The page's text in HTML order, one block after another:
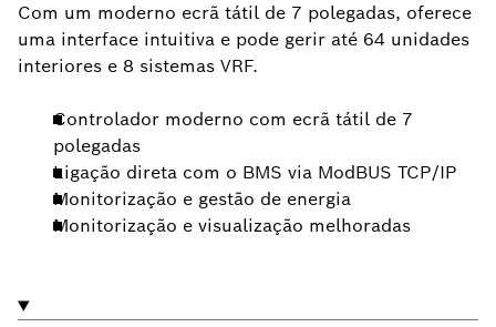
Com um moderno ecrã tátil de 7 polegadas, oferece
uma interface intuitiva e pode gerir até 64 unidades
interiores e 8 sistemas VRF.
Controlador moderno com ecrã tátil de 7
polegadas
Ligação direta com o BMS via ModBUS TCP/IP
Monitorização e gestão de energia
Monitorização e visualização melhoradas